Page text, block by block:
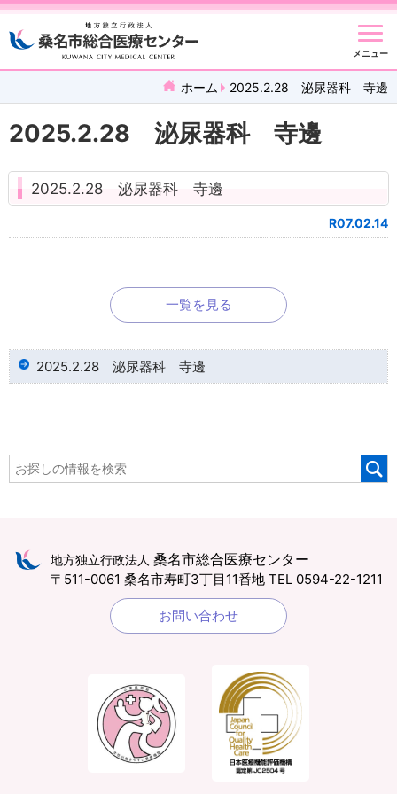
メニュー
ホーム 2025.2.28 泌尿器科 寺邊
2025.2.28 泌尿器科 寺邊
2025.2.28 泌尿器科 寺邊
R07.02.14
一覧を見る
2025.2.28 泌尿器科 寺邊
地方独立行政法人 桑名市総合医療センター
〒511-0061 桑名市寿町3丁目11番地 TEL 0594-22-1211
お問い合わせ